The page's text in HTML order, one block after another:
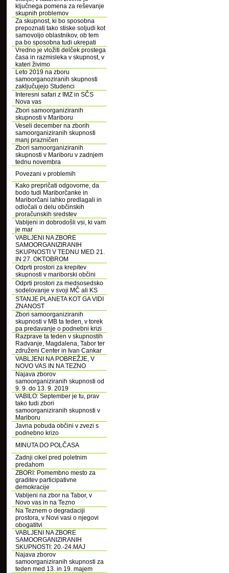
ključnega pomena za reševanje
skupnih problemov
Za skupnost, ki bo sposobna
prepoznati tako stiske soljudi kot
samovoljo oblastnikov, ob tem
pa bo sposobna tudi ukrepati
Vredno je vložiti delček prostega
časa in razmisleka v skupnost, v
kateri živimo
Leto 2019 na zboru
samoorganoziranih skupnosti
zaključujejo Studenci
Interesni safari z IMZ in SČS
Nova vas
Zbori samoorganiziranih
skupnosti v Mariboru
Veseli december na zborih
samoorganiziranih skupnosti
manj prazničen
Zbori samoorganiziranih
skupnosti v Mariboru v zadnjem
tednu novembra
Povezani v problemih
Kako prepričati odgovorne, da
bodo tudi Mariborčanke in
Mariborčani lahko predlagali in
odločali o delu občinskih
proračunskih sredstev
Vabljeni in dobrodošli vsi, ki vam
je mar
VABLJENI NA ZBORE
SAMOORGANIZIRANIH
SKUPNOSTI V TEDNU MED 21.
IN 27. OKTOBROM
Odprti prostori za krepitev
skupnosti v mariborski občini
Odprti prostori za medsosedsko
sodelovanje v svoji MČ ali KS
STANJE PLANETA KOT GA VIDI
ZNANOST
Zbori samoorganiziranih
skupnosti v MB ta teden, v torek
pa predavanje o podnebni krizi
Razprave ta teden v skupnostih
Radvanje, Magdalena, Tabor ter
združeni Center in Ivan Cankar
VABLJENI NA POBREŽJE, V
NOVO VAS IN NA TEZNO
Najava zborov
samoorganiziranih skupnosti od
9. 9. do 13. 9. 2019
VABILO: September je tu, prav
tako tudi zbori
samoorganiziranih skupnosti v
Mariboru
Javna pobuda občini v zvezi s
podnebno krizo
MINUTA DO POLČASA
Zadnji cikel pred poletnim
predahom
ZBORI: Pomembno mesto za
graditev participativne
demokracije
Vabljeni na zbor na Tabor, v
Novo vas in na Tezno
Na Teznem o degradaciji
prostora, v Novi vasi o njegovi
obogatitvi
VABLJENI NA ZBORE
SAMOORGANIZIRANIH
SKUPNOSTI: 20.-24.MAJ
Najava zborov
samoorganiziranih skupnosti za
teden med 13. in 19. majem